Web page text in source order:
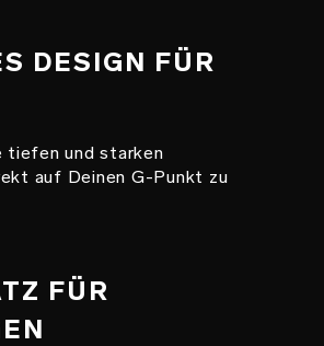
DESIGN FÜR
tiefen und starken
auf Deinen G-Punkt zu
FÜR